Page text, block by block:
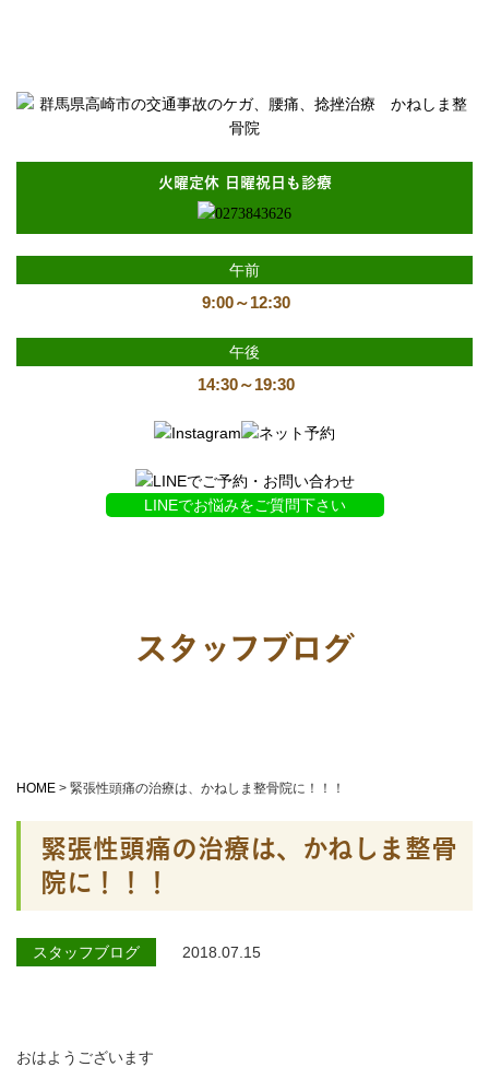
火曜定休 日曜祝日も診療
午前
9:00～12:30
午後
14:30～19:30
LINEでお悩みをご質問下さい
スタッフブログ
HOME > 緊張性頭痛の治療は、かねしま整骨院に！！！
緊張性頭痛の治療は、かねしま整骨
院に！！！
スタッフブログ 2018.07.15
おはようございます